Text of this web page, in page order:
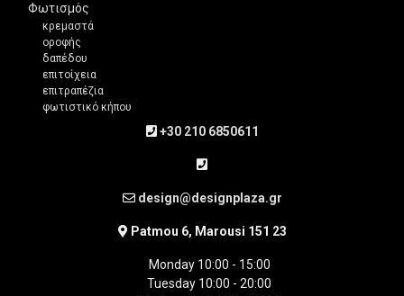
Φωτισμός
κρεμαστά
οροφής
δαπέδου
επιτοίχεια
επιτραπέζια
φωτιστικό κήπου
+30 210 6850611
design@designplaza.gr
Patmou 6, Marousi 151 23
Monday 10:00 - 15:00
Tuesday 10:00 - 20:00